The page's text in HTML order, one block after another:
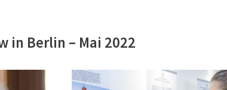
in Berlin – Mai 2022